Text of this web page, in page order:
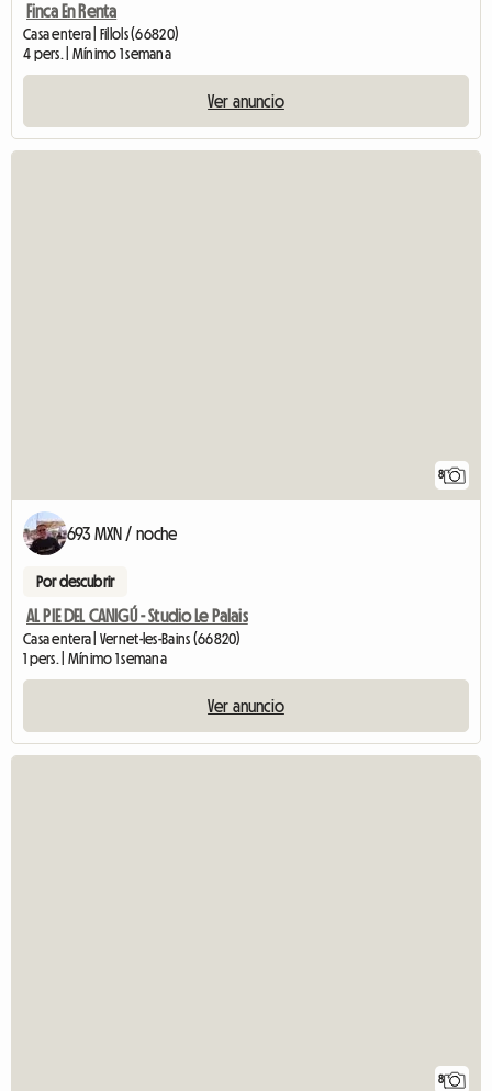
Finca En Renta
Casa entera | Fillols (66820)
4 pers. | Mínimo 1 semana
Ver anuncio
8
693 MXN / noche
Por descubrir
AL PIE DEL CANIGÚ - Studio Le Palais
Casa entera | Vernet-les-Bains (66820)
1 pers. | Mínimo 1 semana
Ver anuncio
8